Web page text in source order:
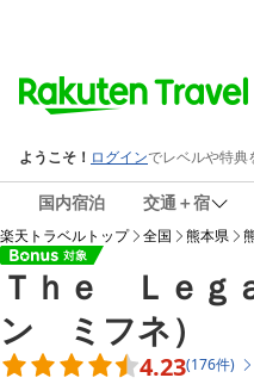
国内宿泊 交通＋宿
楽天トラベルトップ 全国 熊本県
Ｔｈｅ Ｌｅｇ
ン ミフネ）
4.23(176件)